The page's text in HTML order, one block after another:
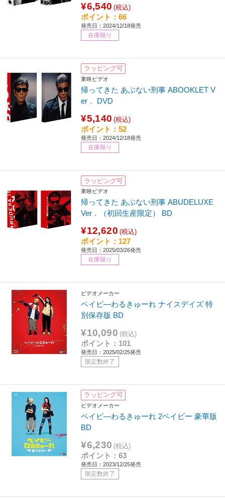
¥6,540 (税込)
ポイント：66
発売日：2024/12/18発売
在庫限り
ラッピング可
東映ビデオ
帰ってきた あぶない刑事 ABOOKLET V
er． DVD
¥5,140 (税込)
ポイント：52
発売日：2024/12/18発売
在庫限り
ラッピング可
東映ビデオ
帰ってきた あぶない刑事 ABUDELUXE
Ver．（初回生産限定） BD
¥12,620 (税込)
ポイント：127
発売日：2025/03/26発売
在庫限り
ビデオメーカー
ベイビ―わるきゅーれ ナイスデイズ 特
別保存版 BD
¥10,090 (税込)
ポイント：101
発売日：2025/02/25発売
限定数終了
ラッピング可
ビデオメーカー
ベイビ―わるきゅーれ 2ベイビー 豪華版
BD
¥6,230 (税込)
ポイント：63
発売日：2023/12/25発売
限定数終了